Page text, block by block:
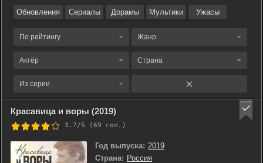
Обновления Сериалы Дорамы Мультики Ужасы
По рейтингу Жанр
Актёр Страна
Из серии
Красавица и воры (2019)
3.7/5 (69 гол.)
Год выпуска: 2019
Страна: Россия